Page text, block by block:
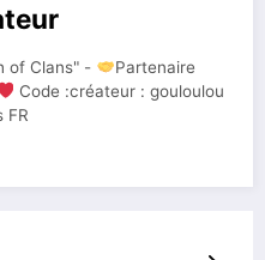
of Clans" -
Partenaire
Code :créateur : gouloulou
FR